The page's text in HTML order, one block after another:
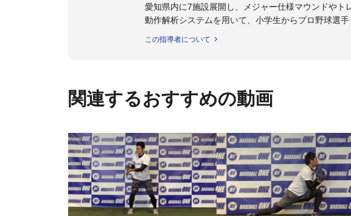
愛知県内に7施設展開し、メジャー仕様マウンドやト
動作解析システムを用いて、小学生からプロ野球選
この指導者について
関連するおすすめの動画